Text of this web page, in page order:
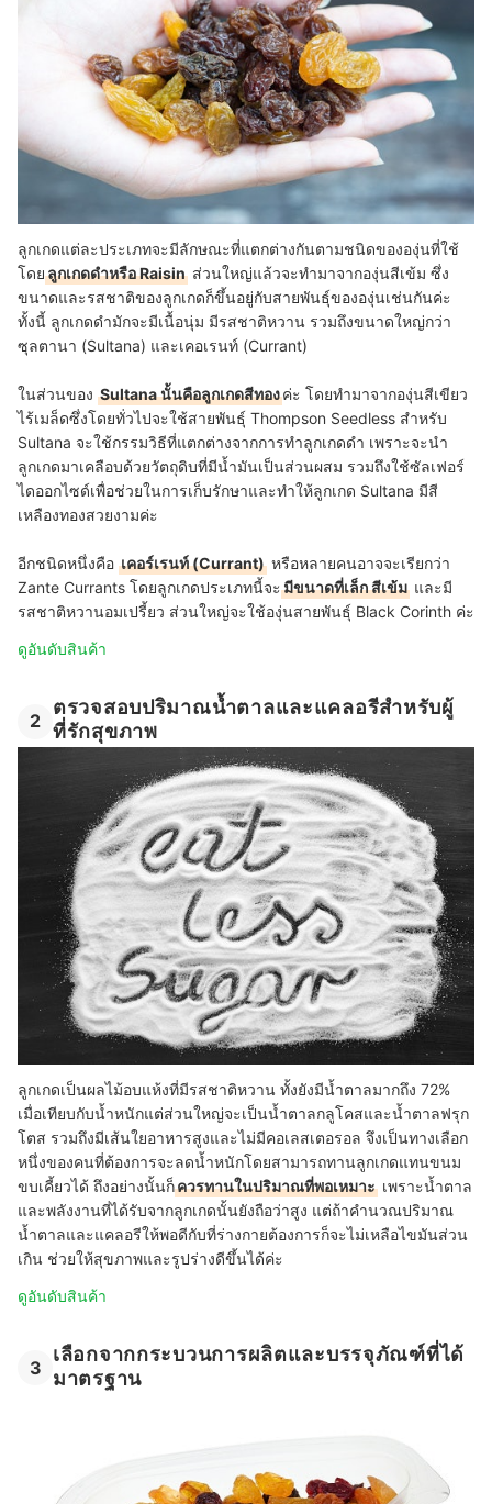
ลูกเกดแต่ละประเภทจะมีลักษณะที่แตกต่างกันตามชนิดขององุ่นที่ใช้
โดยลูกเกดดำหรือ Raisin ส่วนใหญ่แล้วจะทำมาจากองุ่นสีเข้ม ซึ่ง
ขนาดและรสชาติของลูกเกดก็ขึ้นอยู่กับสายพันธุ์ขององุ่นเช่นกันค่ะ
ทั้งนี้ ลูกเกดดำมักจะมีเนื้อนุ่ม มีรสชาติหวาน รวมถึงขนาดใหญ่กว่า
ซุลตานา (Sultana) และเคอเรนท์ (Currant)
ในส่วนของ Sultana นั้นคือลูกเกดสีทองค่ะ โดยทำมาจากองุ่นสีเขียว
ไร้เมล็ดซึ่งโดยทั่วไปจะใช้สายพันธุ์ Thompson Seedless สำหรับ
Sultana จะใช้กรรมวิธีที่แตกต่างจากการทำลูกเกดดำ เพราะจะนำ
ลูกเกดมาเคลือบด้วยวัตถุดิบที่มีน้ำมันเป็นส่วนผสม รวมถึงใช้ซัลเฟอร์
ไดออกไซด์เพื่อช่วยในการเก็บรักษาและทำให้ลูกเกด Sultana มีสี
เหลืองทองสวยงามค่ะ
อีกชนิดหนึ่งคือ เคอร์เรนท์ (Currant) หรือหลายคนอาจจะเรียกว่า
Zante Currants โดยลูกเกดประเภทนี้จะมีขนาดที่เล็ก สีเข้ม และมี
รสชาติหวานอมเปรี้ยว ส่วนใหญ่จะใช้องุ่นสายพันธุ์ Black Corinth ค่ะ
ดูอันดับสินค้า
2
ตรวจสอบปริมาณน้ำตาลและแคลอรีสำหรับผู้
ที่รักสุขภาพ
ลูกเกดเป็นผลไม้อบแห้งที่มีรสชาติหวาน ทั้งยังมีน้ำตาลมากถึง 72%
เมื่อเทียบกับน้ำหนักแต่ส่วนใหญ่จะเป็นน้ำตาลกลูโคสและน้ำตาลฟรุก
โตส รวมถึงมีเส้นใยอาหารสูงและไม่มีคอเลสเตอรอล จึงเป็นทางเลือก
หนึ่งของคนที่ต้องการจะลดน้ำหนักโดยสามารถทานลูกเกดแทนขนม
ขบเคี้ยวได้ ถึงอย่างนั้นก็ควรทานในปริมาณที่พอเหมาะ เพราะน้ำตาล
และพลังงานที่ได้รับจากลูกเกดนั้นยังถือว่าสูง แต่ถ้าคำนวณปริมาณ
น้ำตาลและแคลอรีให้พอดีกับที่ร่างกายต้องการก็จะไม่เหลือไขมันส่วน
เกิน ช่วยให้สุขภาพและรูปร่างดีขึ้นได้ค่ะ
ดูอันดับสินค้า
3
เลือกจากกระบวนการผลิตและบรรจุภัณฑ์ที่ได้
มาตรฐาน